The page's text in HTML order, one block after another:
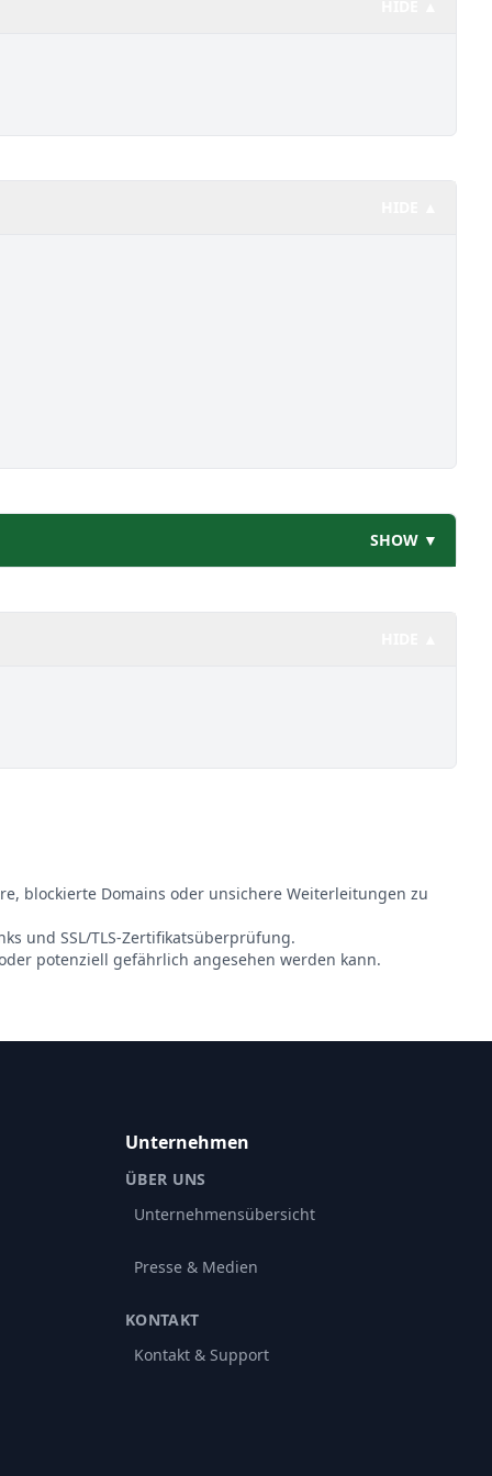
SHOW ▼
blockierte Domains oder unsichere Weiterleitungen zu
und SSL/TLS-Zertifikatsüberprüfung.
potenziell gefährlich angesehen werden kann.
Unternehmen
ÜBER UNS
Unternehmensübersicht
Presse & Medien
KONTAKT
Kontakt & Support